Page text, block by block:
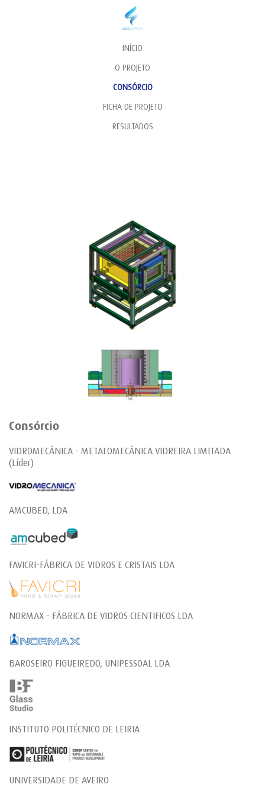
INÍCIO
O PROJETO
CONSÓRCIO
FICHA DE PROJETO
RESULTADOS
Consórcio
VIDROMECÂNICA - METALOMECÂNICA VIDREIRA LIMITADA
(Líder)
AMCUBED, LDA
FAVICRI-FÁBRICA DE VIDROS E CRISTAIS LDA
NORMAX - FÁBRICA DE VIDROS CIENTIFICOS LDA
BAROSEIRO FIGUEIREDO, UNIPESSOAL LDA
INSTITUTO POLITÉCNICO DE LEIRIA
UNIVERSIDADE DE AVEIRO